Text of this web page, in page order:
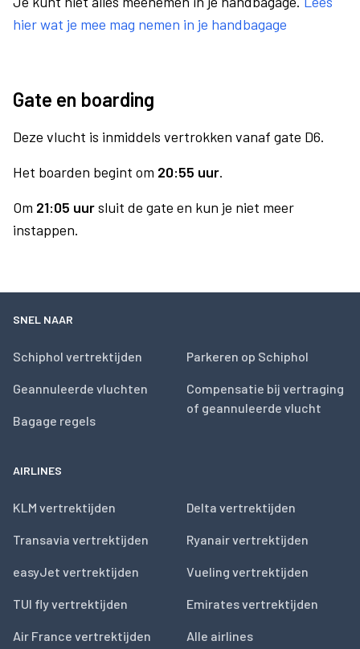
hier wat je mee mag nemen in je handbagage
Gate en boarding
Deze vlucht is inmiddels vertrokken vanaf gate D6.
Het boarden begint om 20:55 uur.
Om 21:05 uursluit de gate en kun je niet meer
instappen.
SNEL NAAR
Schiphol vertrektijden
Geannuleerde vluchten
Bagage regels
Parkeren op Schiphol
Compensatie bij vertraging
of geannuleerde vlucht
AIRLINES
KLM vertrektijden
Transavia vertrektijden
easyJet vertrektijden
TUI fly vertrektijden
Air France vertrektijden
Delta vertrektijden
Ryanair vertrektijden
Vueling vertrektijden
Emirates vertrektijden
Alle airlines